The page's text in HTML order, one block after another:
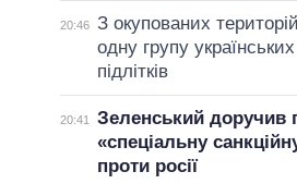
20:46 З окупованих
одну групу
підлітків
20:41
Зеленський доручив
«спеціальну
проти росії